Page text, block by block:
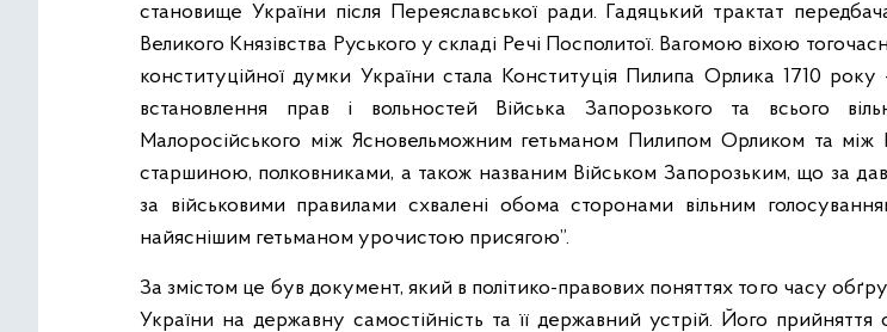
становище України після Переяславської ради. Гадяцький трактат
Великого Князівства Руського у складі Речі Посполитої. Вагомою віхою
конституційної думки України стала Конституція Пилипа Орлика 1710 року
встановлення прав і вольностей Війська Запорозького та всього
Малоросійського між Ясновельможним гетьманом Пилипом Орликом та між
старшиною, полковниками, а також названим Військом Запорозьким, що за
за військовими правилами схвалені обома сторонами вільним
найяснішим гетьманом урочистою присягою”.
За змістом це був документ, який в політико-правових поняттях того часу
України на державну самостійність та її державний устрій. Його прийняття